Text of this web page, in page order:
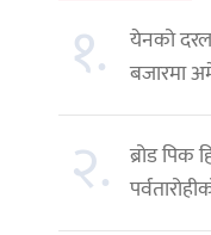
१.
येनको
बजारमा
२. ब्रोड पिक